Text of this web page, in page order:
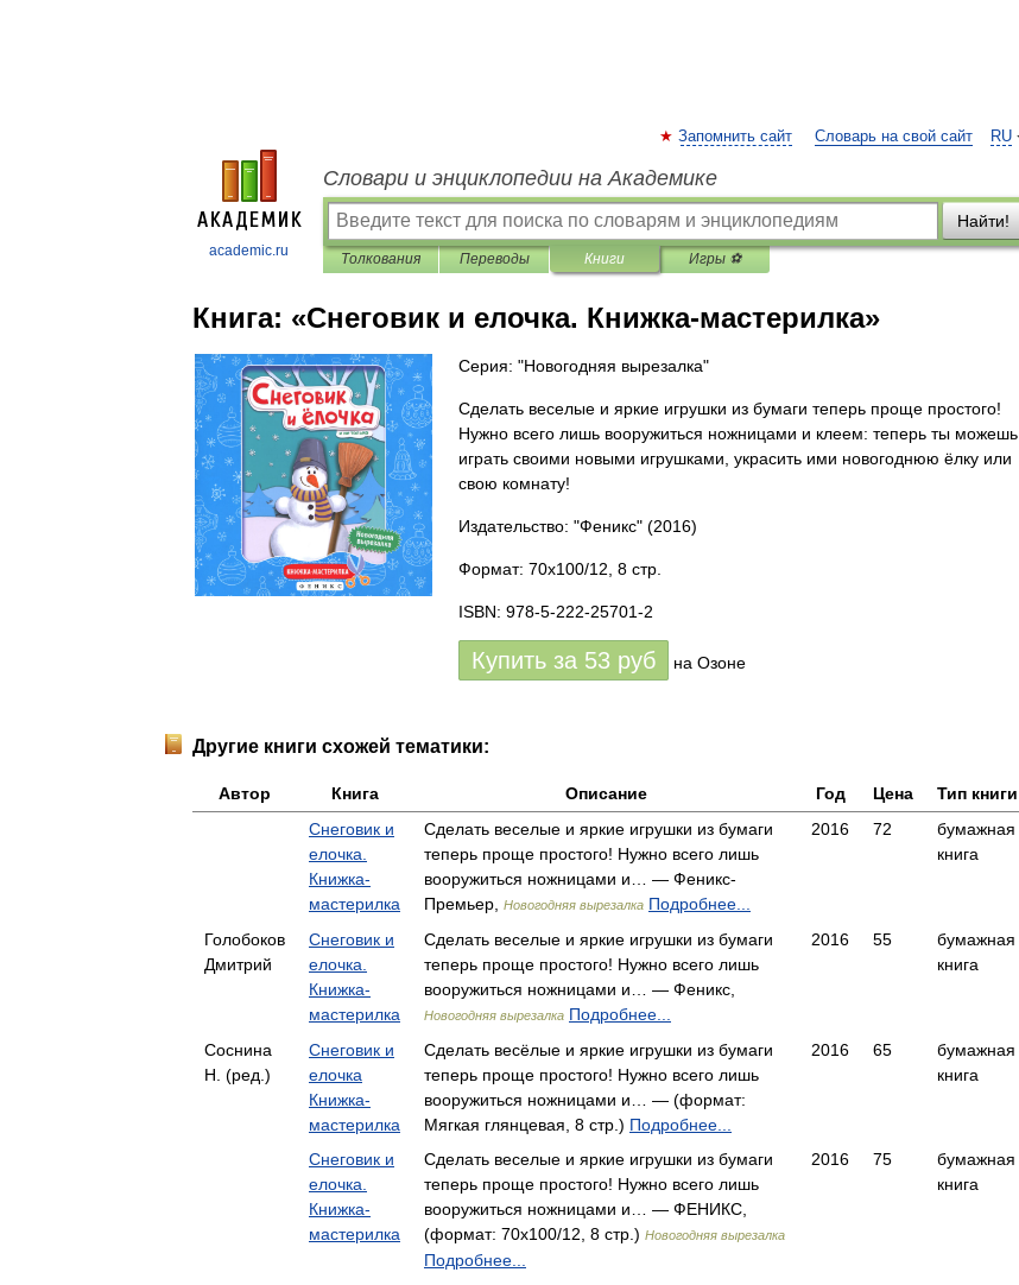
academic.ru
RU
Запомнить сайт Словарь на свой сайт
Словари и энциклопедии на Академике
Найти!
Толкования Переводы Книги Игры ⚽
Книга: «Снеговик и елочка. Книжка-мастерилка»
Серия: "Новогодняя вырезалка"
Сделать веселые и яркие игрушки из бумаги теперь проще простого!
Нужно всего лишь вооружиться ножницами и клеем: теперь ты можешь
играть своими новыми игрушками, украсить ими новогоднюю ёлку или
свою комнату!
Издательство: "Феникс" (2016)
Формат: 70x100/12, 8 стр.
ISBN: 978-5-222-25701-2
Купить за 53 руб на Озоне
Другие книги схожей тематики:
Автор Книга Описание Год Цена
Тип книги
Снеговик и
елочка.
Книжка-
мастерилка
Сделать веселые и яркие игрушки из бумаги
теперь проще простого! Нужно всего лишь
вооружиться ножницами и… — Феникс-
Премьер,
Новогодняя вырезалка Подробнее...
2016 72
бумажная
книга
Голобоков
Дмитрий
Снеговик и
елочка.
Книжка-
мастерилка
Сделать веселые и яркие игрушки из бумаги
теперь проще простого! Нужно всего лишь
вооружиться ножницами и… — Феникс,
Новогодняя вырезалка Подробнее...
2016 55
бумажная
книга
Соснина
Н. (ред.)
Снеговик и
елочка
Книжка-
мастерилка
Сделать весёлые и яркие игрушки из бумаги
теперь проще простого! Нужно всего лишь
вооружиться ножницами и… — (формат:
Мягкая глянцевая, 8 стр.) Подробнее...
2016 65
бумажная
книга
Снеговик и
елочка.
Книжка-
мастерилка
Сделать веселые и яркие игрушки из бумаги
теперь проще простого! Нужно всего лишь
вооружиться ножницами и… — ФЕНИКС,
(формат: 70x100/12, 8 стр.) Новогодняя вырезалка
Подробнее...
2016 75
бумажная
книга